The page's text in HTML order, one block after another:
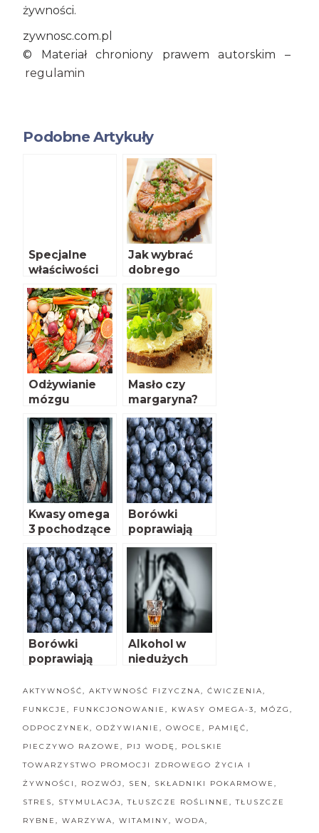
żywności.
zywnosc.com.pl
© Materiał chroniony prawem autorskim –
regulamin
Podobne Artykuły
Specjalne
właściwości
tłuszczowych
Jak wybrać
dobrego
Odżywianie
mózgu
Masło czy
margaryna?
smarować
pieczywo?
Kwasy omega
3 pochodzące
skuteczniej
chronią przed
rakiem
Borówki
poprawiają
ie mózgu
Borówki
poprawiają
ie mózgu
Alkohol w
niedużych
szkodliwy dla
AKTYWNOŚĆ,AKTYWNOŚĆ FIZYCZNA,ĆWICZENIA,
FUNKCJE, FUNKCJONOWANIE, KWASY OMEGA-3, MÓZG,
ODPOCZYNEK,ODŻYWIANIE,OWOCE, PAMIĘĆ,
PIECZYWO RAZOWE, PIJ WODĘ, POLSKIE
TOWARZYSTWO PROMOCJI ZDROWEGO ŻYCIA I
ŻYWNOŚCI, ROZWÓJ, SEN, SKŁADNIKI POKARMOWE,
STRES, STYMULACJA,TŁUSZCZE ROŚLINNE,TŁUSZCZE
RYBNE,WARZYWA,WITAMINY,WODA,